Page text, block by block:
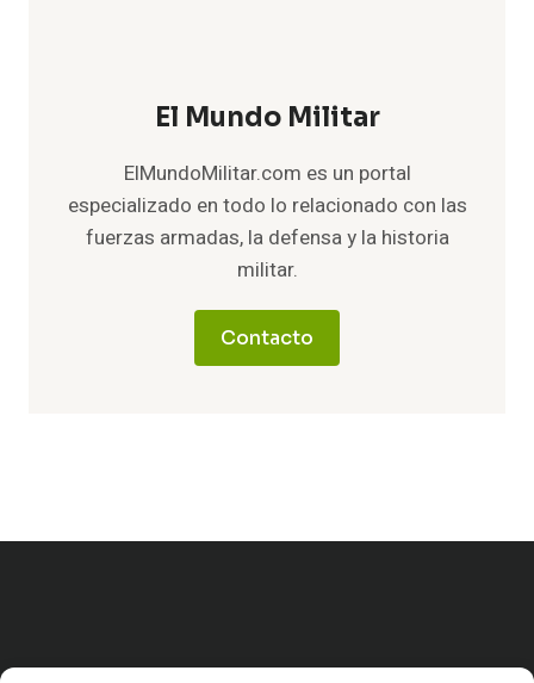
El Mundo Militar
ElMundoMilitar.com es un portal
especializado en todo lo relacionado con las
fuerzas armadas, la defensa y la historia
militar.
Contacto